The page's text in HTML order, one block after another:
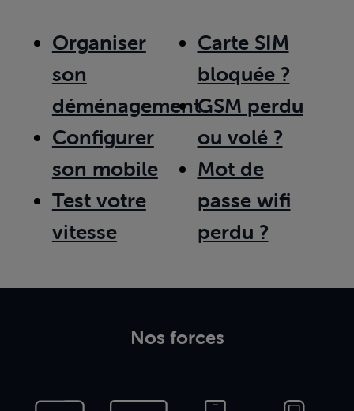
Organiser
son
déménagement
Configurer
son mobile
Test votre
vitesse
Carte SIM
bloquée ?
GSM perdu
ou volé ?
Mot de
passe wifi
perdu ?
Nos forces